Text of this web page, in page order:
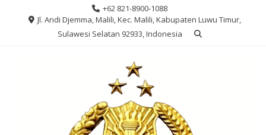
+62 821-8900-1088
Jl. Andi Djemma, Malili, Kec. Malili, Kabupaten Luwu Timur,
Sulawesi Selatan 92933, Indonesia